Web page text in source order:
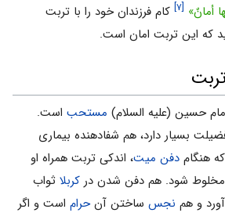
أمانٌ» [۷]
کام فرزندان خود را با تربت
که این تربت امان است.
حسین (علیه السلام) مستحب است.
بسیار دارد، هم شفادهنده بیمارى
هنگام دفن میت، اندکى تربت ‌همراه او
مخلوط شود. هم دفن شدن در کربلا ثواب
و هم نجس ساختن آنحرام است و اگر